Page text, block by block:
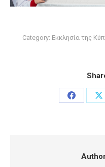
Category: Εκκλησία της
Share